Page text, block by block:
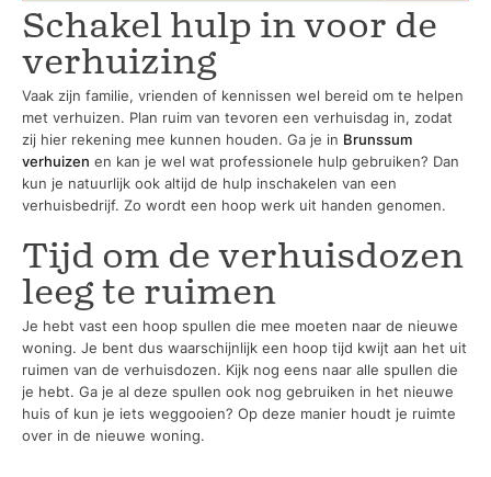
Schakel hulp in voor de
verhuizing
Vaak zijn familie, vrienden of kennissen wel bereid om te helpen
met verhuizen. Plan ruim van tevoren een verhuisdag in, zodat
zij hier rekening mee kunnen houden. Ga je in Brunssum
verhuizen en kan je wel wat professionele hulp gebruiken? Dan
kun je natuurlijk ook altijd de hulp inschakelen van een
verhuisbedrijf. Zo wordt een hoop werk uit handen genomen.
Tijd om de verhuisdozen
leeg te ruimen
Je hebt vast een hoop spullen die mee moeten naar de nieuwe
woning. Je bent dus waarschijnlijk een hoop tijd kwijt aan het uit
ruimen van de verhuisdozen. Kijk nog eens naar alle spullen die
je hebt. Ga je al deze spullen ook nog gebruiken in het nieuwe
huis of kun je iets weggooien? Op deze manier houdt je ruimte
over in de nieuwe woning.